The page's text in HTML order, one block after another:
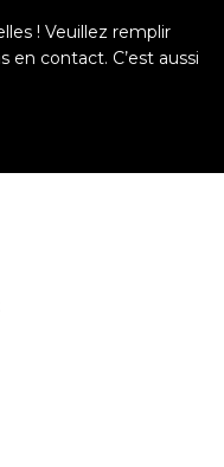
! Veuillez remplir
contact. C’est aussi